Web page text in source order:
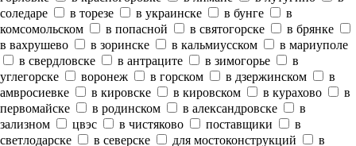
соледаре
в торезе в украинске в бунге
в
комсомольском
в попасной в святогорске
в брянке
в вахрушево
в зоринске в кальмиусском
в мариуполе
в свердловске
в антраците в зимогорье
в
углегорске
воронеж в горском в дзержинском
в
амвросиевке
в кировске в кировском в курахово
в
первомайске
в родинском в александровске
в
зализном
цвэс в чистяково поставщики
в
светлодарске
в северске для мостоконструкций в